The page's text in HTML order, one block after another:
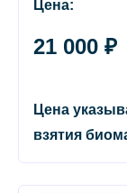
Цена:
21 000 ₽
Цена
взятия